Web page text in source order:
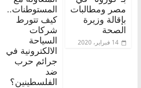
مصر ومطالبات
بإقالة وزيرة
الصحة
14 فبراير، 2020
المستوطنات..
كيف تتورط
شركات
السياحة
الالكترونية في
جرائم حرب
ضد
الفلسطينين؟